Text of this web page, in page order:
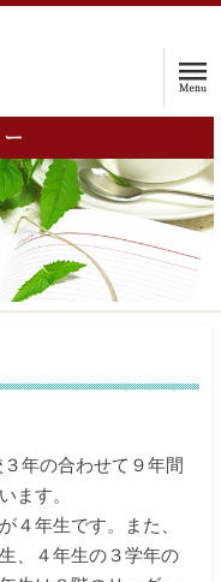
年の合わせて９年間
ます。
４年生です。また、
、４年生の３学年の